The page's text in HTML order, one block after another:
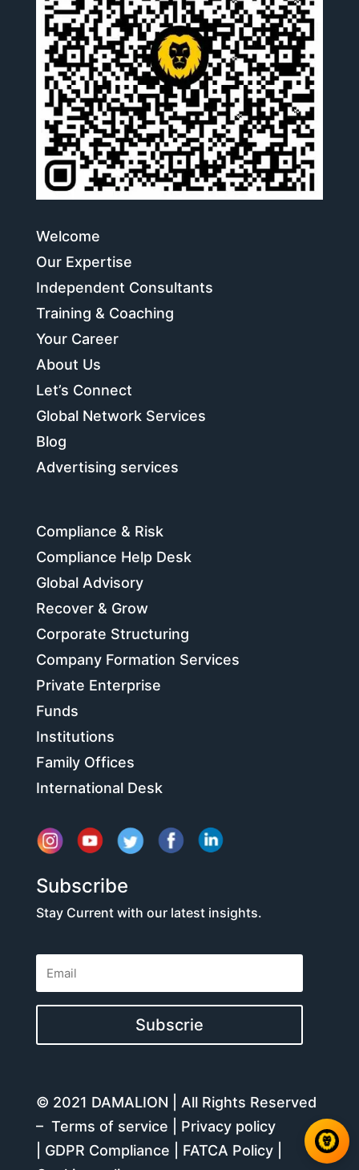
Welcome
Our Expertise
Independent Consultants
Training & Coaching
Your Career
About Us
Let’s Connect
Global Network Services
Blog
Advertising services
Compliance & Risk
Compliance Help Desk
Global Advisory
Recover & Grow
Corporate Structuring
Company Formation Services
Private Enterprise
Funds
Institutions
Family Offices
International Desk
Subscribe
Stay Current with our latest insights.
Subscrie
© 2021 DAMALION | All Rights Reserved
– Terms of service
Privacy policy
GDPR Compliance FATCA Policy|